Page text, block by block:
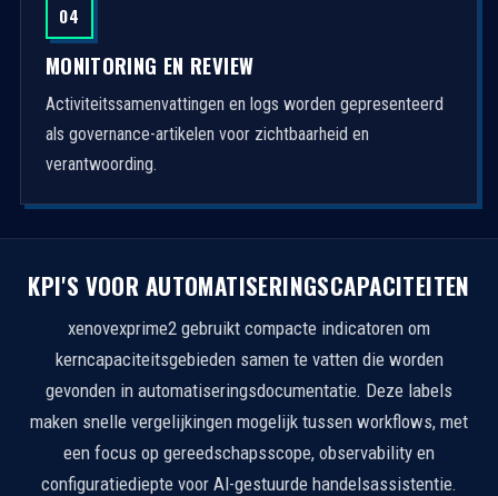
04
MONITORING EN REVIEW
Activiteitssamenvattingen en logs worden gepresenteerd
als governance-artikelen voor zichtbaarheid en
verantwoording.
KPI'S VOOR AUTOMATISERINGSCAPACITEITEN
xenovexprime2 gebruikt compacte indicatoren om
kerncapaciteitsgebieden samen te vatten die worden
gevonden in automatiseringsdocumentatie. Deze labels
maken snelle vergelijkingen mogelijk tussen workflows, met
een focus op gereedschapsscope, observability en
configuratiediepte voor AI-gestuurde handelsassistentie.